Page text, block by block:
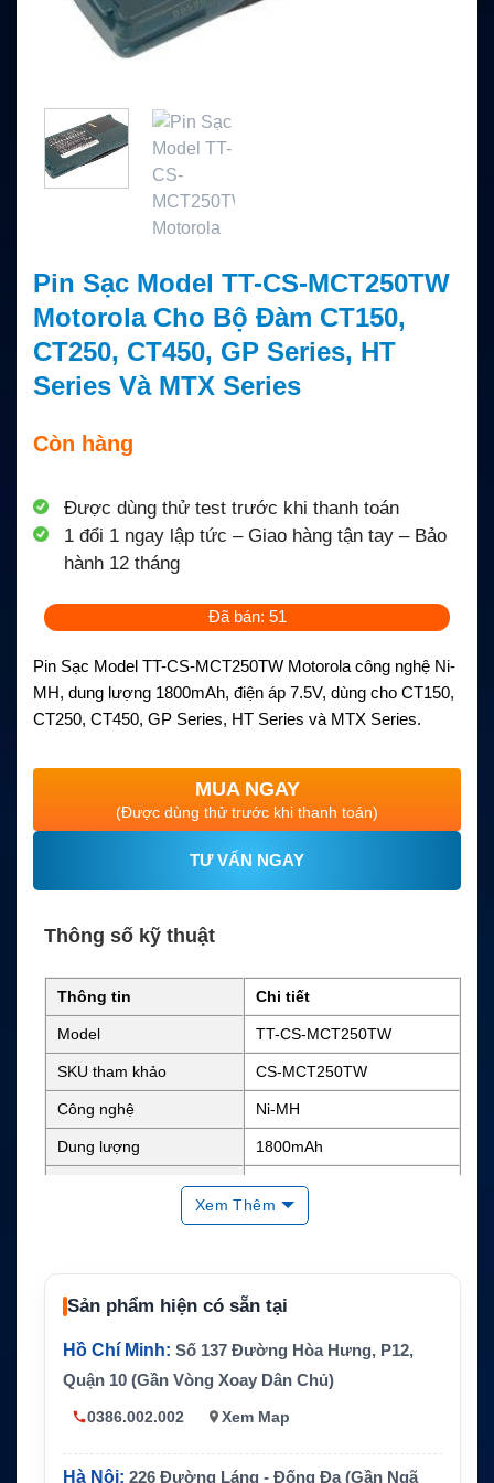
Pin Sạc Model TT-CS-MCT250TW
Motorola Cho Bộ Đàm CT150,
CT250, CT450, GP Series, HT
Series Và MTX Series
Còn hàng
Được dùng thử test trước khi thanh toán
1 đổi 1 ngay lập tức – Giao hàng tận tay – Bảo
hành 12 tháng
Đã bán: 51
Pin Sạc Model TT-CS-MCT250TW Motorola công nghệ Ni-
MH, dung lượng 1800mAh, điện áp 7.5V, dùng cho CT150,
CT250, CT450, GP Series, HT Series và MTX Series.
MUA NGAY
(Được dùng thử trước khi thanh toán)
TƯ VẤN NGAY
Thông số kỹ thuật
Thông tin Chi tiết
Model TT-CS-MCT250TW
SKU tham khảo CS-MCT250TW
Công nghệ Ni-MH
Dung lượng 1800mAh
Điện áp danh định 7.5V
Khoảng 13.5Wh
Trọng lượng 0.8 lb
HMNN4151, HMNN4151AR,
HMNN4154, HMNN4158, H
MNN4159, HNN4001, HNN4
003, HNN9008, HNN9008A,
HNN9008AR, HNN9009, HN
N9009A, HNN9009AR, HNN
Xem Thêm
Sản phẩm hiện có sẵn tại
Hồ Chí Minh: Số 137 Đường Hòa Hưng, P12,
Quận 10 (Gần Vòng Xoay Dân Chủ)
0386.002.002 Xem Map
Hà Nội: 226 Đường Láng - Đống Đa (Gần Ngã